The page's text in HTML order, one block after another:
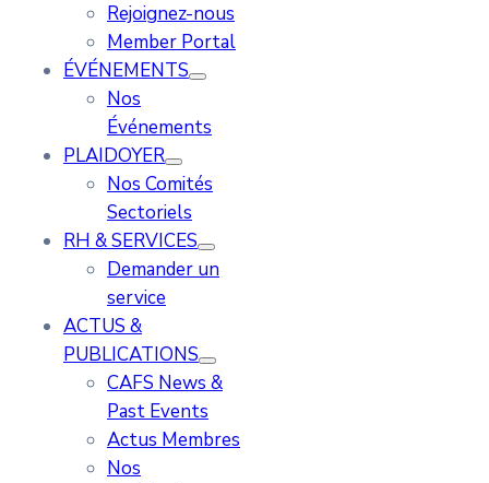
Rejoignez-nous
Member Portal
ÉVÉNEMENTS
Nos
Événements
PLAIDOYER
Nos Comités
Sectoriels
RH & SERVICES
Demander un
service
ACTUS &
PUBLICATIONS
CAFS News &
Past Events
Actus Membres
Nos